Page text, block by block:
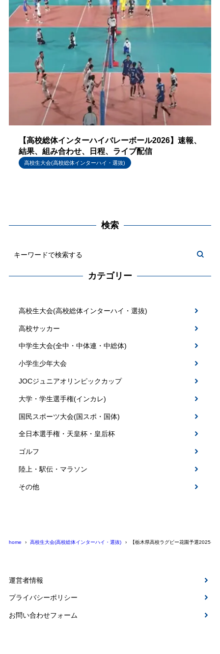
【高校総体インターハイバレーボール2026】速報、
結果、組み合わせ、日程、ライブ配信
高校生大会(高校総体インターハイ・選抜)
検索
カテゴリー
高校生大会(高校総体インターハイ・選抜)
高校サッカー
中学生大会(全中・中体連・中総体)
小学生少年大会
JOCジュニアオリンピックカップ
大学・学生選手権(インカレ)
国民スポーツ大会(国スポ・国体)
全日本選手権・天皇杯・皇后杯
ゴルフ
陸上・駅伝・マラソン
その他
home 高校生大会(高校総体インターハイ・選抜) 【栃木県高校ラグビー花園予選2025-
運営者情報
プライバシーポリシー
お問い合わせフォーム